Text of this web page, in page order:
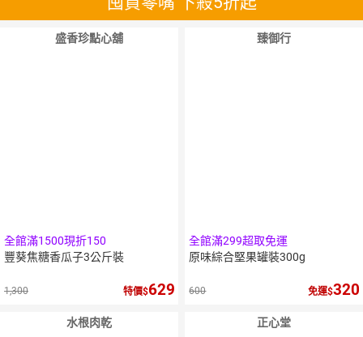
盛香珍點心舖
全館滿1500現折150
豐葵焦糖香瓜子3公斤裝
1,300 特價 629
臻御行
全館滿299超取免運
原味綜合堅果罐裝300g
600 免運 320
水根肉乾 正心堂